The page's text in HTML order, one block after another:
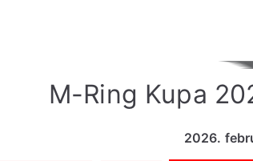
M-Ring Kupa
2026.